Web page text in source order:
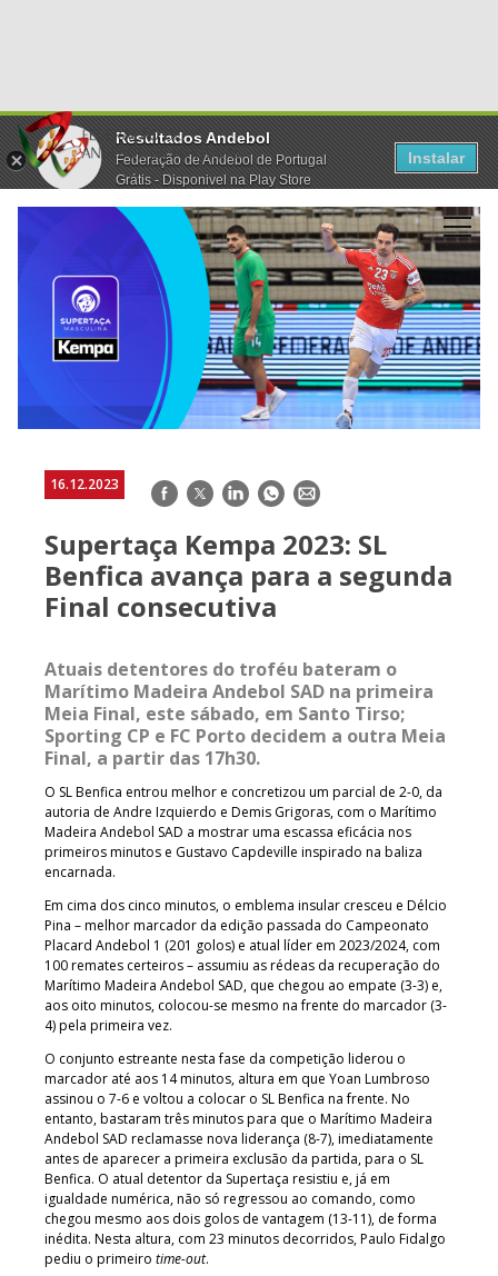
Resultados Andebol
Federação de Andebol de Portugal
Grátis - Disponivel na Play Store
Instalar
16.12.2023 Facebook
TwitterLinkedInWhatsApp
E-
Supertaça Kempa 2023: SL
Benfica avança para a segunda
Final consecutiva
Atuais detentores do troféu bateram o
Marítimo Madeira Andebol SAD na primeira
Meia Final, este sábado, em Santo Tirso;
Sporting CP e FC Porto decidem a outra Meia
Final, a partir das 17h30.
O SL Benfica entrou melhor e concretizou um parcial de 2-0, da
autoria de Andre Izquierdo e Demis Grigoras, com o Marítimo
Madeira Andebol SAD a mostrar uma escassa eficácia nos
primeiros minutos e Gustavo Capdeville inspirado na baliza
encarnada.
Em cima dos cinco minutos, o emblema insular cresceu e Délcio
Pina – melhor marcador da edição passada do Campeonato
Placard Andebol 1 (201 golos) e atual líder em 2023/2024, com
100 remates certeiros – assumiu as rédeas da recuperação do
Marítimo Madeira Andebol SAD, que chegou ao empate (3-3) e,
aos oito minutos, colocou-se mesmo na frente do marcador (3-
4) pela primeira vez.
O conjunto estreante nesta fase da competição liderou o
marcador até aos 14 minutos, altura em que Yoan Lumbroso
assinou o 7-6 e voltou a colocar o SL Benfica na frente. No
entanto, bastaram três minutos para que o Marítimo Madeira
Andebol SAD reclamasse nova liderança (8-7), imediatamente
antes de aparecer a primeira exclusão da partida, para o SL
Benfica. O atual detentor da Supertaça resistiu e, já em
igualdade numérica, não só regressou ao comando, como
chegou mesmo aos dois golos de vantagem (13-11), de forma
inédita. Nesta altura, com 23 minutos decorridos, Paulo Fidalgo
pediu o primeiro time-out.